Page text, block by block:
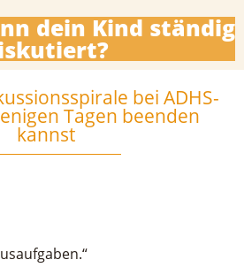
dein Kind ständig
bei ADHS-
Tagen beenden
kannst